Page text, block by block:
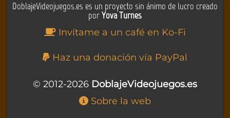
DoblajeVideojuegos.es es un proyecto sin ánimo de lucro creado
porYova Turnes
Invítame a un café en Ko-Fi
Haz una donación vía PayPal
© 2012-2026 DoblajeVideojuegos.es
Sobre la web